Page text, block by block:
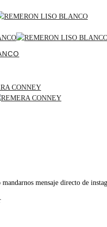
mensaje directo de